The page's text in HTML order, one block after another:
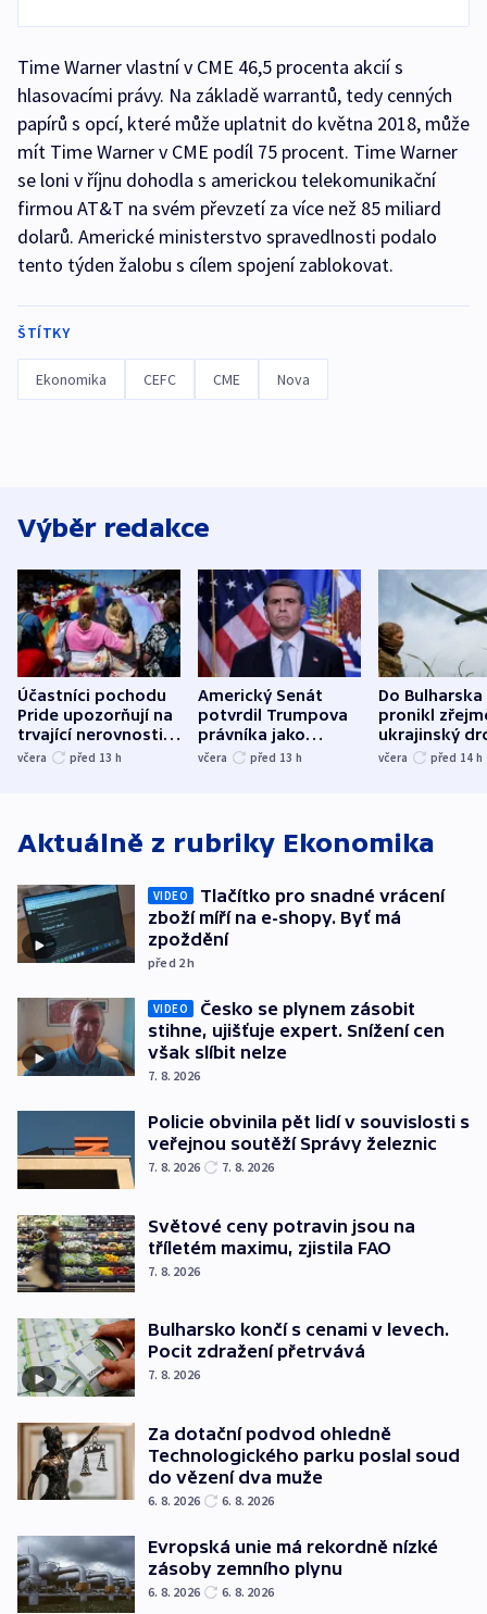
Time Warner vlastní v CME 46,5 procenta akcií s
hlasovacími právy. Na základě warrantů, tedy cenných
papírů s opcí, které může uplatnit do května 2018, může
mít Time Warner v CME podíl 75 procent. Time Warner
se loni v říjnu dohodla s americkou telekomunikační
firmou AT&T na svém převzetí za více než 85 miliard
dolarů. Americké ministerstvo spravedlnosti podalo
tento týden žalobu s cílem spojení zablokovat.
ŠTÍTKY
Ekonomika CEFC CME Nova
Výběr redakce
Účastníci pochodu
Pride upozorňují na
trvající nerovnosti i
společenskou
včera před 13 h
Americký Senát
potvrdil Trumpova
právníka jako
ministra
včera před 13 h
Do Bulharska
pronikl
ukrajinský
explodoval
včera před 14 h
Aktuálně z rubriky Ekonomika
VIDEO
Tlačítko pro snadné vrácení
zboží míří na e-shopy. Byť má
zpoždění
před 2h
VIDEO
Česko se plynem zásobit
stihne, ujišťuje expert. Snížení cen
však slíbit nelze
7. 8. 2026
Policie obvinila pět lidí v souvislosti s
veřejnou soutěží Správy železnic
7. 8. 2026 7. 8. 2026
Světové ceny potravin jsou na
tříletém maximu, zjistila FAO
7. 8. 2026
Bulharsko končí s cenami v levech.
Pocit zdražení přetrvává
7. 8. 2026
Za dotační podvod ohledně
Technologického parku poslal soud
do vězení dva muže
6. 8. 2026 6. 8. 2026
Evropská unie má rekordně nízké
zásoby zemního plynu
6. 8. 2026 6. 8. 2026